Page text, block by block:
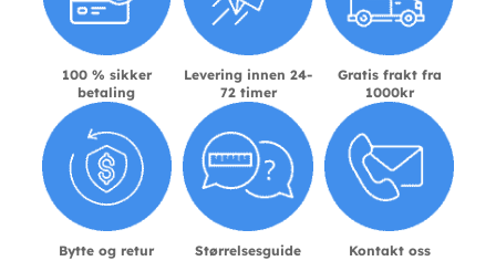
100 % sikker
betaling
Levering innen 24-
72 timer
Gratis frakt fra
1000kr
Bytte og retur Størrelsesguide Kontakt oss